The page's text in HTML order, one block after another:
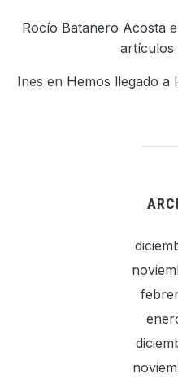
Rocío Batanero Acosta
artículos
Ines en Hemos llegado a